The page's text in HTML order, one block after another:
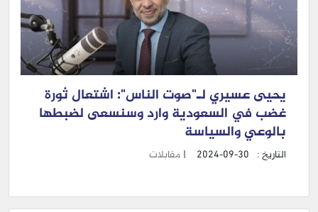
يحيى عسيري لـ"صوت الناس": اشتعال ثورة
غضب في السعودية وارد وسنسعى لضبطها
بالوعي والسياسة
التاريخ : 2024-09-30
| مقابلات